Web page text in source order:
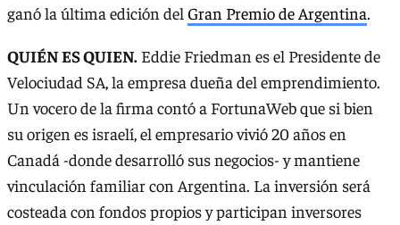
ganó la última edición del Gran Premio de Argentina.
QUIÉN ES QUIEN. Eddie Friedman es el Presidente de
Velociudad SA, la empresa dueña del emprendimiento.
Un vocero de la firma contó a FortunaWeb que si bien
su origen es israelí, el empresario vivió 20 años en
Canadá -donde desarrolló sus negocios- y mantiene
vinculación familiar con Argentina. La inversión será
costeada con fondos propios y participan inversores